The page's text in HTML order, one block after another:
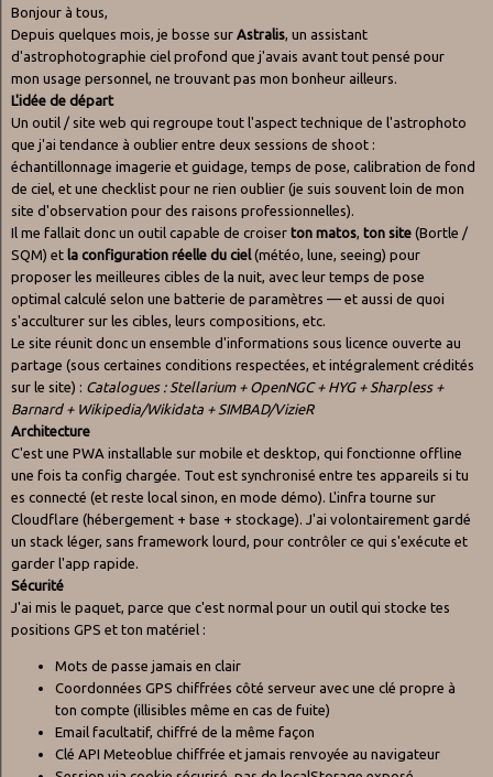
Bonjour à tous,
Depuis quelques mois, je bosse sur Astralis, un assistant
d'astrophotographie ciel profond que j'avais avant tout pensé pour
mon usage personnel, ne trouvant pas mon bonheur ailleurs.
L'idée de départ
Un outil / site web qui regroupe tout l'aspect technique de l'astrophoto
que j'ai tendance à oublier entre deux sessions de shoot :
échantillonnage imagerie et guidage, temps de pose, calibration de fond
de ciel, et une checklist pour ne rien oublier (je suis souvent loin de mon
site d'observation pour des raisons professionnelles).
Il me fallait donc un outil capable de croiser ton matos, ton site (Bortle /
SQM) et la configuration réelle du ciel(météo, lune, seeing) pour
proposer les meilleures cibles de la nuit, avec leur temps de pose
optimal calculé selon une batterie de paramètres — et aussi de quoi
s'acculturer sur les cibles, leurs compositions, etc.
Le site réunit donc un ensemble d'informations sous licence ouverte au
partage (sous certaines conditions respectées, et intégralement crédités
sur le site) : Catalogues : Stellarium + OpenNGC + HYG + Sharpless +
Barnard + Wikipedia/Wikidata + SIMBAD/VizieR
Architecture
C'est une PWA installable sur mobile et desktop, qui fonctionne offline
une fois ta config chargée. Tout est synchronisé entre tes appareils si tu
es connecté (et reste local sinon, en mode démo). L'infra tourne sur
Cloudflare (hébergement + base + stockage). J'ai volontairement gardé
un stack léger, sans framework lourd, pour contrôler ce qui s'exécute et
garder l'app rapide.
Sécurité
J'ai mis le paquet, parce que c'est normal pour un outil qui stocke tes
positions GPS et ton matériel :
Mots de passe jamais en clair
Coordonnées GPS chiffrées côté serveur avec une clé propre à
ton compte (illisibles même en cas de fuite)
Email facultatif, chiffré de la même façon
Clé API Meteoblue chiffrée et jamais renvoyée au navigateur